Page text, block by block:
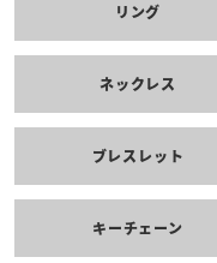
リング
ネックレス
ブレスレット
キーチェーン